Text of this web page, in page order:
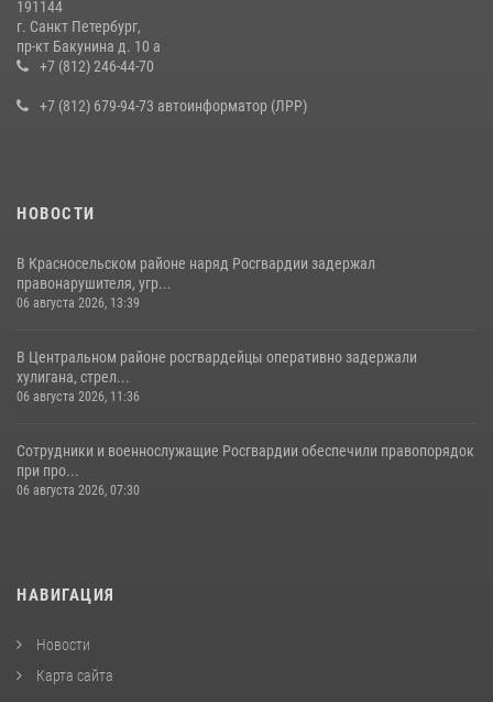
191144
г. Санкт Петербург,
пр-кт Бакунина д. 10 а
+7 (812) 246-44-70
+7 (812) 679-94-73 автоинформатор (ЛРР)
НОВОСТИ
В Красносельском районе наряд Росгвардии задержал
правонарушителя, угр...
06 августа 2026, 13:39
В Центральном районе росгвардейцы оперативно задержали
хулигана, стрел...
06 августа 2026, 11:36
Сотрудники и военнослужащие Росгвардии обеспечили правопорядок
при про...
06 августа 2026, 07:30
НАВИГАЦИЯ
Новости
Карта сайта